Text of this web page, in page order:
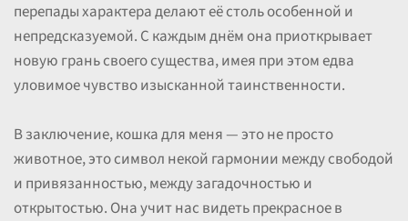
перепады характера делают её столь особенной и
непредсказуемой. С каждым днём она приоткрывает
новую грань своего существа, имея при этом едва
уловимое чувство изысканной таинственности.
В заключение, кошка для меня — это не просто
животное, это символ некой гармонии между свободой
и привязанностью, между загадочностью и
открытостью. Она учит нас видеть прекрасное в